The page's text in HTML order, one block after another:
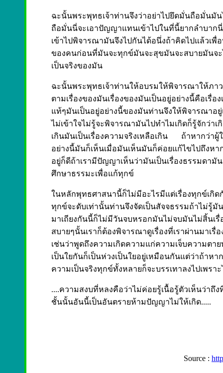
ฉะนั้นพระพุทธเจ้าท่านจึงว่าอย่าไปยึดมั่นถือมั่นมั
ถือมั่นนี่จะเอาปัญญาแทนเข้าไปในที่นี้ยากลำบา
เข้าไปพิจารณามันจึงไปกันได้อนึ่งถ้าคิดไปแล้วเ
ของคนก่อนที่มันจะทุกข์มันจะสุขมันจะสบายมันจ
เป็นจริงของมัน
ฉะนั้นพระพุทธเจ้าท่านให้อบรมให้พิจารณาให้ภ
ตามเรื่องของมันเรื่องของมันเป็นอยู่อย่างนี้คือเรื่อ
แท้ๆมันเป็นอยู่อย่างนี้ของมันท่านจึงให้พิจารณาอ
ไม่เข้าใจไม่รู้จะพิจารณามันไปทำไมเกิดก็รู้จักว่า
เกินมันเป็นเรื่องความจริงเหลือเกิน ถ้าหากว่า
อย่างนี้มันก็เห็นเมื่อมันเห็นมันก็ค่อยแก้ไขไปถึงห
อยู่ก็ดีถ้าเรามีปัญญาเห็นว่ามันเป็นเรื่องธรรมดามั
ศึกษาธรรมะเพื่อแก้ทุกข์
ในหลักพุทธศาสนานี้ก็ไม่มีอะไรมีแต่เรื่องทุกข์เกิด
ทุกข์จะดับเท่านั้นท่านจึงจัดเป็นสัจจธรรมถ้าไม่รู้มั
มาเถียงกันนี้ก็ไม่มีวันจบหรอกมันไม่จบมันไม่สิ้นเรื่
สบายๆนั้นเราก็ต้องพิจารณาดูเรื่องที่เราผ่านมาเ
เช่นว่าพูดถึงความเกิดความแก่ความเจ็บความตาย
เป็นใยกันก็เป็นห่วงเป็นใยอยู่เหมือนกันแต่ว่าถ้าห
ความเป็นจริงทุกข์ทั้งหลายก็จะบรรเทาลงไปเพรา
....ความสงบที่หลงคือว่าไม่ค่อยรู้เนื้อรู้ตัวเห็นว่าถึ
ชั้นนั้นอันนี้เป็นอันตรายห้ามปัญญาไม่ให้เกิด.....
Source :